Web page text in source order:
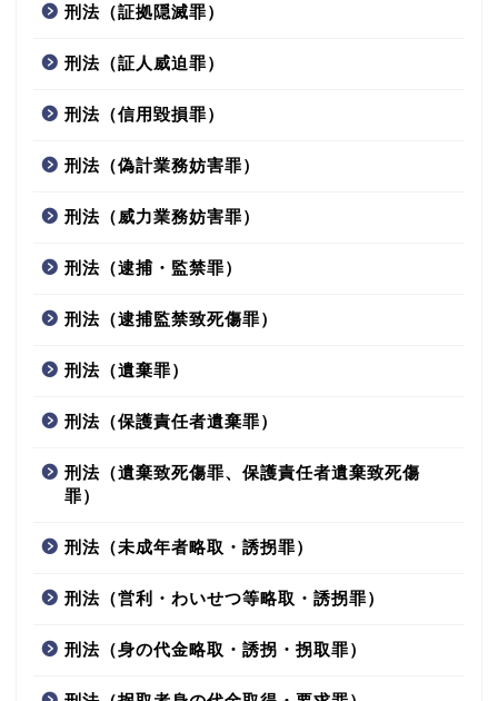
刑法（証拠隠滅罪）
刑法（証人威迫罪）
刑法（信用毀損罪）
刑法（偽計業務妨害罪）
刑法（威力業務妨害罪）
刑法（逮捕・監禁罪）
刑法（逮捕監禁致死傷罪）
刑法（遺棄罪）
刑法（保護責任者遺棄罪）
刑法（遺棄致死傷罪、保護責任者遺棄致死傷
罪）
刑法（未成年者略取・誘拐罪）
刑法（営利・わいせつ等略取・誘拐罪）
刑法（身の代金略取・誘拐・拐取罪）